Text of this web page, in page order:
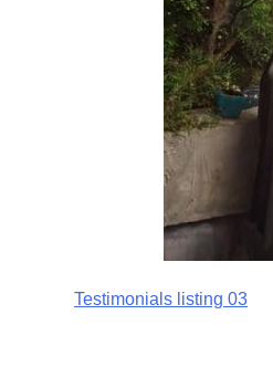
Testimonials listing 03